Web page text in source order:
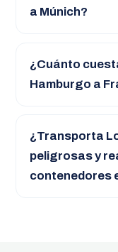
a Múnich?
¿Cuánto
Hamburgo a
¿Transporta
peligrosas y
contenedores